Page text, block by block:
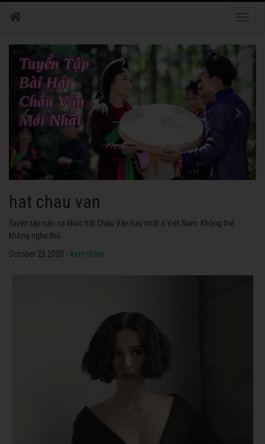
hat chau van
Tuyển tập các ca khúc hát Chầu Văn hay nhất ở Việt Nam. Không thể
không nghe thử.
October 22 2020 - Xem thêm